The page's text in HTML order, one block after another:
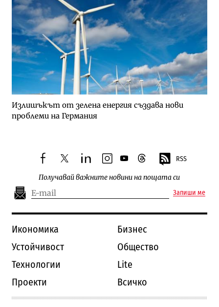
Излишъкът от зелена енергия създава нови
проблеми на Германия
facebooktwitterlinkedininstagram
youtubethreads RSS
Получавай важните новини на пощата си
Запиши ме
Икономика
Бизнес
Устойчивост
Общество
Технологии
Lite
Проекти
Всичко